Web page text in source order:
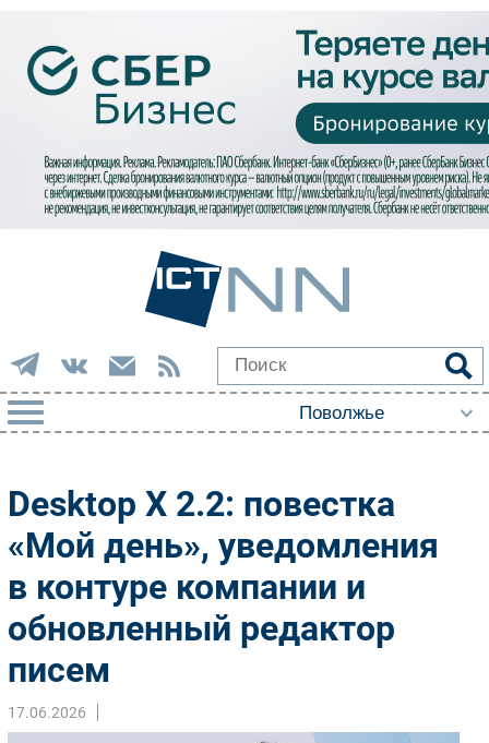
Импорто­замещение
Автоматизация Промышленности
Интернет
Мобильная связь
Фиксированная связь
Интеграция
Рынок ПК
Маркетинг
Desktop X 2.2: повестка
«Мой день», уведомления
в контуре компании и
обновленный редактор
писем
17.06.2026